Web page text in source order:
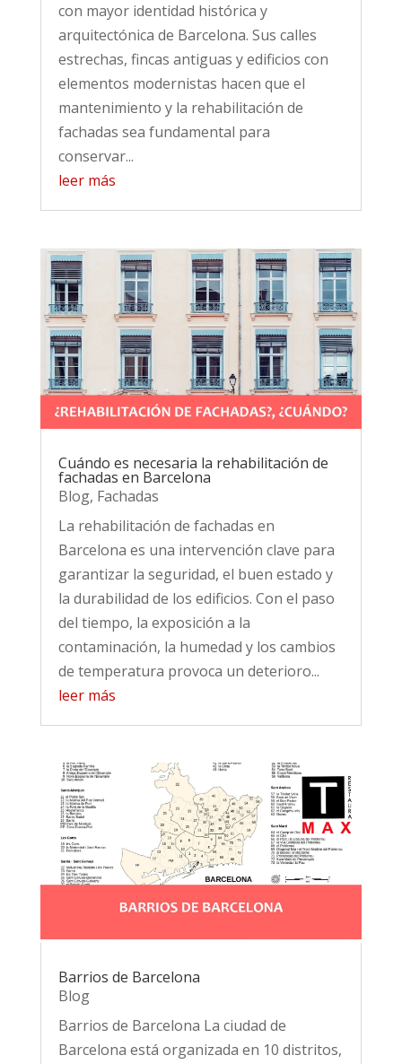
con mayor identidad histórica y
arquitectónica de Barcelona. Sus calles
estrechas, fincas antiguas y edificios con
elementos modernistas hacen que el
mantenimiento y la rehabilitación de
fachadas sea fundamental para
conservar...
leer más
Cuándo es necesaria la rehabilitación de
fachadas en Barcelona
Blog, Fachadas
La rehabilitación de fachadas en
Barcelona es una intervención clave para
garantizar la seguridad, el buen estado y
la durabilidad de los edificios. Con el paso
del tiempo, la exposición a la
contaminación, la humedad y los cambios
de temperatura provoca un deterioro...
leer más
Barrios de Barcelona
Blog
Barrios de Barcelona La ciudad de
Barcelona está organizada en 10 distritos,